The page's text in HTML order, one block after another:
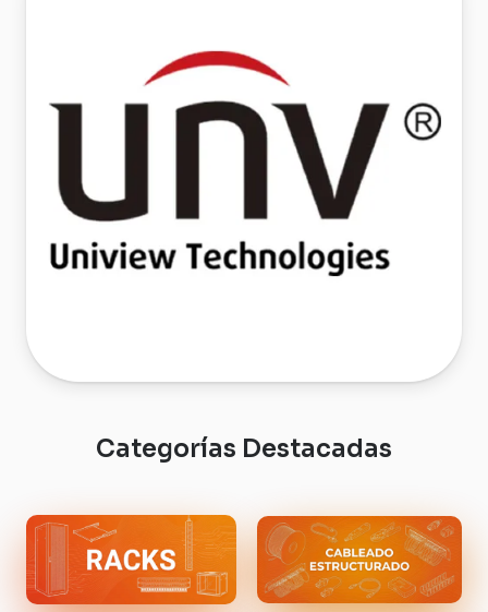
Categorías Destacadas